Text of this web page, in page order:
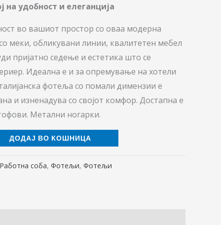
на удобност и елеганција
во вашиот простор со оваа модерна
меки, обликувани линии, квалитетен мебел
пријатно седење и естетика што се
Идеална е и за опремување на хотели
фотеља со помали димензии е
и изненадува со својот комфор. Достапна е
Метални ногарки.
ДОДАЈ ВО КОШНИЦА
Работна соба, Фотељи, Фотељи